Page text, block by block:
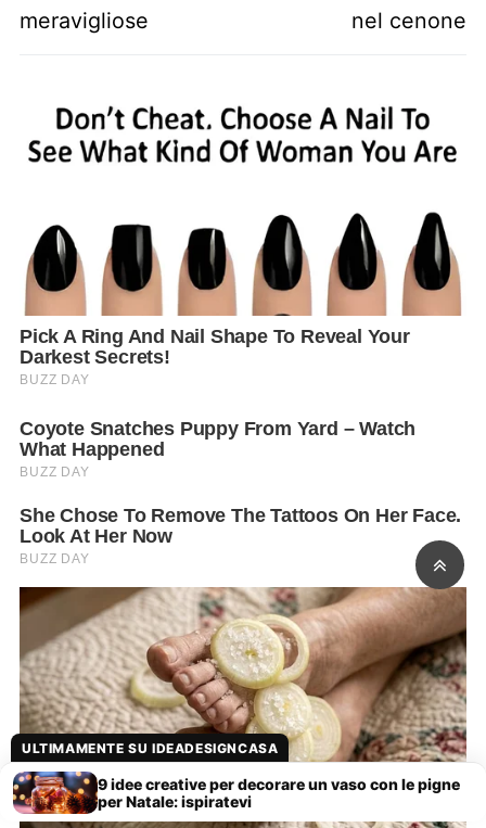
meravigliose
nel cenone
ULTIMAMENTE SU IDEADESIGNCASA
9 idee creative per decorare un vaso con le pigne
per Natale: ispiratevi